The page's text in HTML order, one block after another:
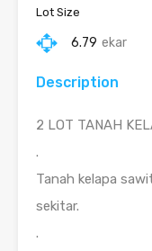
Lot Size
6.79 ekar
Description
2 LOT TANAH
.
Tanah kelapa
sekitar.
.